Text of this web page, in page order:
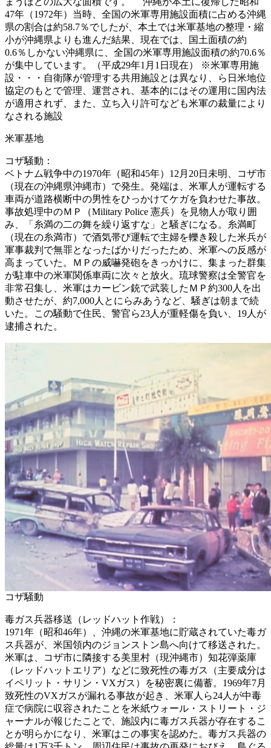
47年（1972年）当時、全国の米軍専用施設面積に占める沖縄
県の割合は約58.7％でしたが、本土では米軍基地の整理・縮
小が沖縄県よりも進んだ結果、現在では、国土面積の約
0.6％しかない沖縄県に、全国の米軍専用施設面積の約70.6％
が集中しています。（平成29年1月1日現在） ※米軍専用施
設・・・自衛隊が管理する共用施設とは異なり、ら日米地位
協定のもとで管理、運営され、基本的にはその運用に国内法
が適用されず、また、立ち入り許可なども米軍の裁量により
なされる施設
米軍基地
コザ騒動：
ベトナム戦争中の1970年（昭和45年）12月20日未明、コザ市
（現在の沖縄県沖縄市）で発生。発端は、米軍人が運転する
車両が道路横断中の男性をひっかけてケガを負わせた事故。
事故処理中のＭＰ（Military Police 憲兵）を見物人が取り囲
み、「糸満の二の舞を繰り返すな」と騒ぎになる。糸満町
（現在の糸満市）で酒気帯び運転で主婦を轢き殺した米兵が
軍事裁判で無罪となったばかりだったため、米軍への反感が
高まっていた。ＭＰの威嚇発砲をきっかけに、集まった群集
が駐車中の米軍関係車両に次々と放火。琉球警察は全警官を
非常召集し、米軍はカービン銃で武装したＭＰ約300人を出
動させたが、約7,000人とにらみあうなど、騒ぎは朝まで続
いた。この騒動で住民、警官ら23人が重軽傷を負い、19人が
逮捕された。
コザ騒動
毒ガス兵器移送（レッドハット作戦）：
1971年（昭和46年）、沖縄の米軍基地に貯蔵されていた毒ガ
ス兵器が、米国領内のジョンストン島へ向けて移送された。
米軍は、コザ市に隣接する美里村（現沖縄市）知花弾薬庫
（レッドハットエリア）などに致死性の毒ガス（主要成分は
イペリット・サリン・VXガス）を秘密裏に備蓄。1969年7月
致死性のVXガスが漏れる事故が起き、米軍人ら24人が中毒
症で病院に収容されたことを米紙ウォール・ストリート・ジ
ャーナルが報じたことで、施設内に毒ガス兵器が存在するこ
とが明らかになり、米軍はこの事実を認めた。毒ガス兵器の